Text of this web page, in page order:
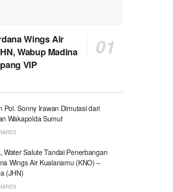
Wings Air
Wabup Madina
VIP
Pol. Sonny Irawan Dimutasi dari
Wakapolda Sumut
Water Salute Tandai Penerbangan
Wings Air Kualanamu (KNO) –
(JHN)